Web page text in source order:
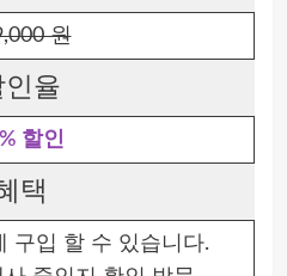
원
인율
할인
택
구입 할 수 있습니다.